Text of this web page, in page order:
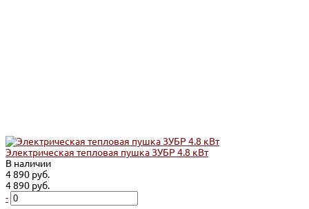
Электрическая тепловая пушка ЗУБР 4.8 кВт
В наличии
4 890 руб.
4 890 руб.
-